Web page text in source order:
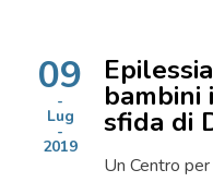
09
Lug
2019
bambini
sfida di
Un Centro